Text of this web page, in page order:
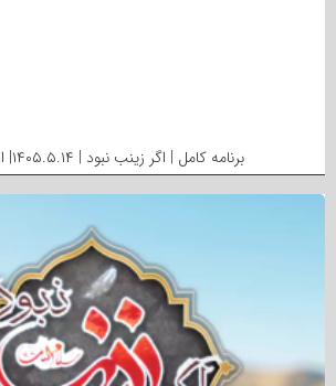
برنامه کامل | اگر زینب نبود | ۱۴۰۵.۵.۱۴| اربعین ۱۴۰۵